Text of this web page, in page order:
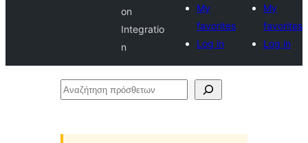
on
Integratio
n
My
favorites
Log in
My
favorites
Log in
Αναζήτηση